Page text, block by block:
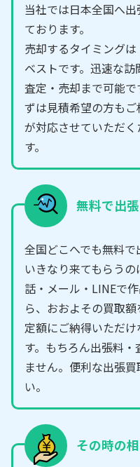
当社では日本全国へ
ております。
売却するタイミング
ベストです。迅速な訪
査定・売却まで可能
ずは見積希望の方も
が対応させていただ
す。
無料で出
全国どこへでも無料で
いきなり来てもらう
話・メール・LINEで
ら、おおよその買取
定額にご納得いただ
す。もちろん出張料
ません。便利な出張
い。
その時の